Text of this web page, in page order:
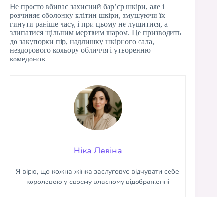
Не просто вбиває захисний бар’єр шкіри, але і
розчиняє оболонку клітин шкіри, змушуючи їх
гинути раніше часу, і при цьому не лущитися, а
злипатися щільним мертвим шаром. Це призводить
до закупорки пір, надлишку шкірного сала,
нездорового кольору обличчя і утворенню
комедонов.
Ніка Левіна
Я вірю, що кожна жінка заслуговує відчувати себе
королевою у своєму власному відображенні